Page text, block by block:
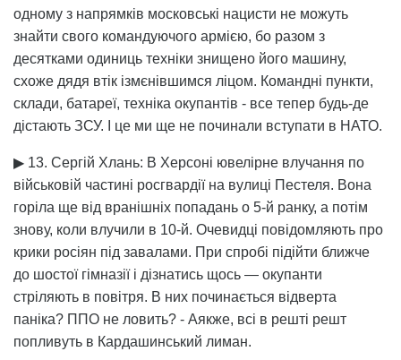
одному з напрямків московські нацисти не можуть
знайти свого командуючого армією, бо разом з
десятками одиниць техніки знищено його машину,
схоже дядя втік ізмєнівшимся ліцом. Командні пункти,
склади, батареї, техніка окупантів - все тепер будь-де
дістають ЗСУ. І це ми ще не починали вступати в НАТО.
▶ 13. Сергій Хлань: В Херсоні ювелірне влучання по
військовій частині росгвардії на вулиці Пестеля. Вона
горіла ще від вранішніх попадань о 5-й ранку, а потім
знову, коли влучили в 10-й. Очевидці повідомляють про
крики росіян під завалами. При спробі підійти ближче
до шостої гімназії і дізнатись щось — окупанти
стріляють в повітря. В них починається відверта
паніка? ППО не ловить? - Аякже, всі в решті решт
попливуть в Кардашинський лиман.